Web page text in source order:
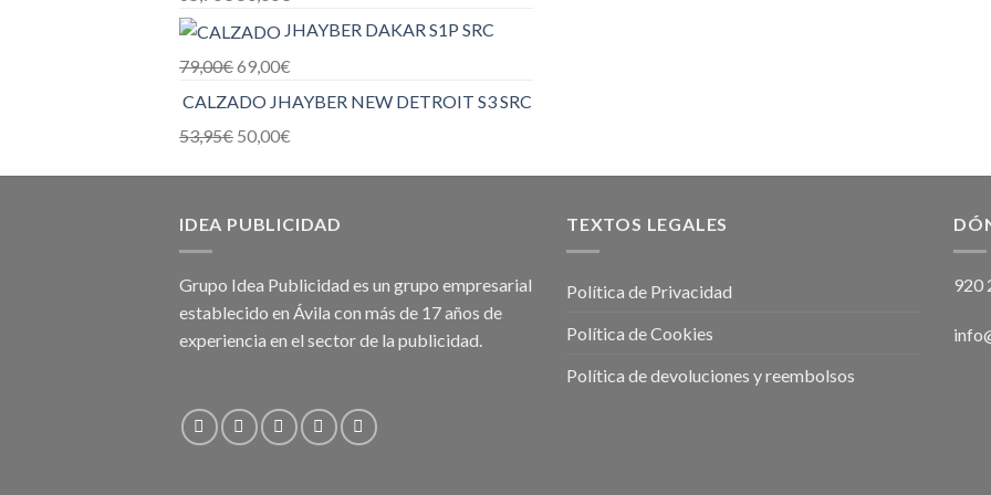
JHAYBER DAKAR S1P SRC
79,00€69,00€
CALZADO JHAYBER NEW DETROIT S3 SRC
53,95€ 50,00€
IDEA PUBLICIDAD
Grupo Idea Publicidad es un grupo empresarial
establecido en Ávila con más de 17 años de
experiencia en el sector de la publicidad.
TEXTOS LEGALES
Política de Privacidad
Política de Cookies
Política de devoluciones y reembolsos
920